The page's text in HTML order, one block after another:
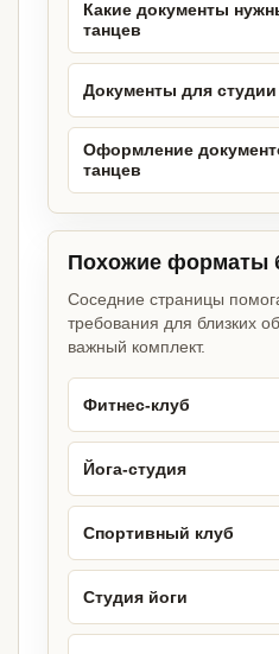
Какие документы
танцев
Документы для студии
Оформление
танцев
Похожие форматы
Соседние страницы
требования для близких
важный комплект.
Фитнес-клуб
Йога-студия
Спортивный клуб
Студия йоги